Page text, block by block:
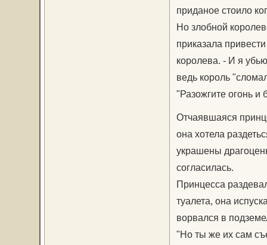
приданое стоило
Но злобной
приказала
королева. - И я
ведь король
"Разожгите огонь и
Отчаявшаяся
она хотела
украшены
согласилась.
Принцесса
туалета, она
ворвался в
"Но ты же их сам